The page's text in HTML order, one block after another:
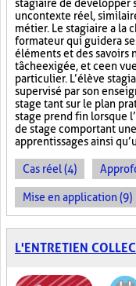
stagiaire de développer
un contexte réel,
métier. Le stagiaire a la
formateur qui guidera
éléments et des savoirs
tâche exigée, et ce en
particulier. L’élève
supervisé par son
stage tant sur le plan
stage prend fin lorsque
de stage comportant
apprentissages ainsi
Cas réel (4)
Mise en application (9)
L'ENTRETIEN